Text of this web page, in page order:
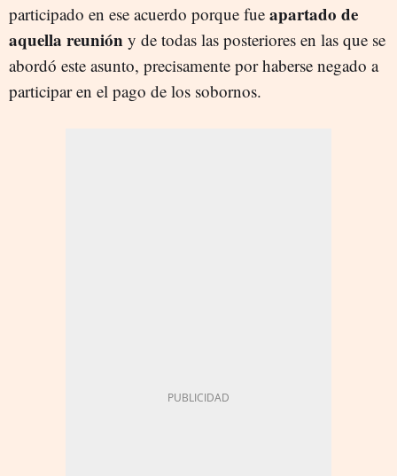
participado en ese acuerdo porque fue apartado de
aquella reunión y de todas las posteriores en las que se
abordó este asunto, precisamente por haberse negado a
participar en el pago de los sobornos.